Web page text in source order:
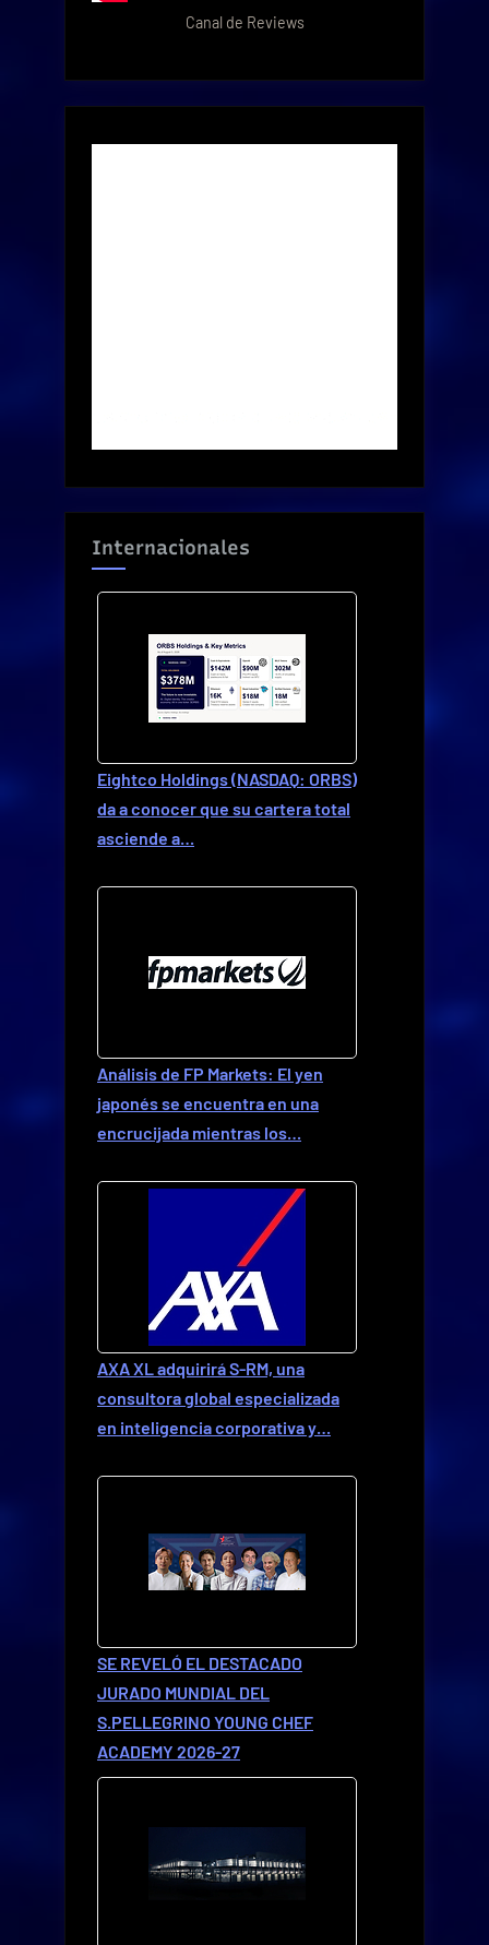
Canal de Reviews
Internacionales
Eightco Holdings (NASDAQ: ORBS)
da a conocer que su cartera total
asciende a…
Análisis de FP Markets: El yen
japonés se encuentra en una
encrucijada mientras los…
AXA XL adquirirá S-RM, una
consultora global especializada
en inteligencia corporativa y…
SE REVELÓ EL DESTACADO
JURADO MUNDIAL DEL
S.PELLEGRINO YOUNG CHEF
ACADEMY 2026-27